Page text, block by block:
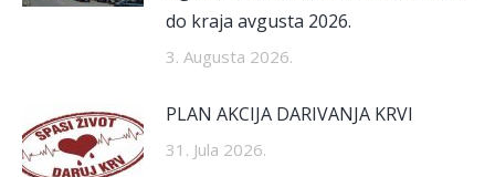
do kraja avgusta 2026.
3. Augusta 2026.
PLAN AKCIJA DARIVANJA KRVI
31. Jula 2026.